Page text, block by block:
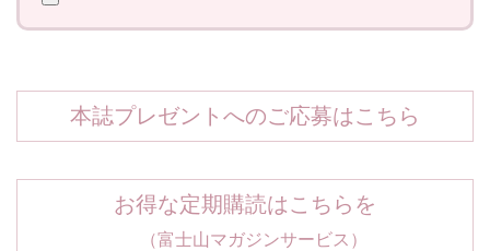
本誌プレゼントへのご応募はこちら
お得な定期購読はこちらを
（富士山マガジンサービス）